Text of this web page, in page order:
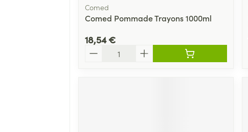
Comed
Comed Pommade Trayons 1000ml
18,54 €